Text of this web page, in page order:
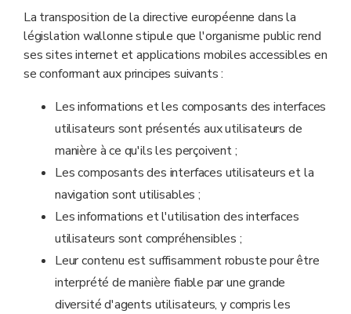
La transposition de la directive européenne dans la
législation wallonne stipule que l'organisme public rend
ses sites internet et applications mobiles accessibles en
se conformant aux principes suivants :
Les informations et les composants des interfaces
utilisateurs sont présentés aux utilisateurs de
manière à ce qu'ils les perçoivent ;
Les composants des interfaces utilisateurs et la
navigation sont utilisables ;
Les informations et l'utilisation des interfaces
utilisateurs sont compréhensibles ;
Leur contenu est suffisamment robuste pour être
interprété de manière fiable par une grande
diversité d'agents utilisateurs, y compris les